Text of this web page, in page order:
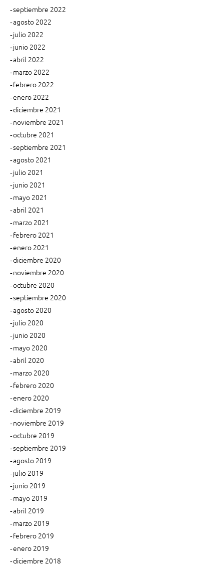
septiembre 2022
agosto 2022
julio 2022
junio 2022
abril 2022
marzo 2022
febrero 2022
enero 2022
diciembre 2021
noviembre 2021
octubre 2021
septiembre 2021
agosto 2021
julio 2021
junio 2021
mayo 2021
abril 2021
marzo 2021
febrero 2021
enero 2021
diciembre 2020
noviembre 2020
octubre 2020
septiembre 2020
agosto 2020
julio 2020
junio 2020
mayo 2020
abril 2020
marzo 2020
febrero 2020
enero 2020
diciembre 2019
noviembre 2019
octubre 2019
septiembre 2019
agosto 2019
julio 2019
junio 2019
mayo 2019
abril 2019
marzo 2019
febrero 2019
enero 2019
diciembre 2018